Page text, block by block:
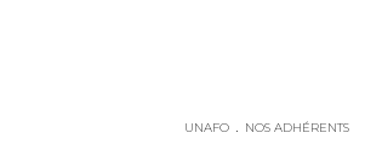
UNAFO NOS ADHÉRENTS